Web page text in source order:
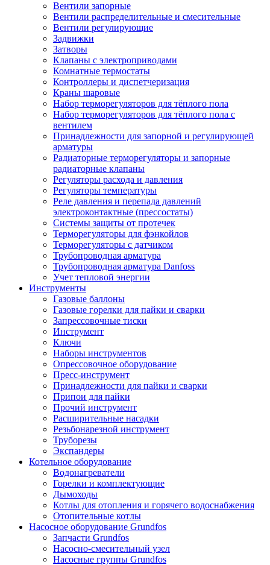
Вентили запорные
Вентили распределительные и смесительные
Вентили регулирующие
Задвижки
Затворы
Клапаны с электроприводами
Комнатные термостаты
Контроллеры и диспетчеризация
Краны шаровые
Набор терморегуляторов для тёплого пола
Набор терморегуляторов для тёплого пола с
вентилем
Принадлежности для запорной и регулирующей
арматуры
Радиаторные терморегуляторы и запорные
радиаторные клапаны
Регуляторы расхода и давления
Регуляторы температуры
Реле давления и перепада давлений
электроконтактные (прессостаты)
Системы защиты от протечек
Терморегуляторы для фэнкойлов
Терморегуляторы с датчиком
Трубопроводная арматура
Трубопроводная арматура Danfoss
Учет тепловой энергии
Инструменты
Газовые баллоны
Газовые горелки для пайки и сварки
Запрессовочные тиски
Инструмент
Ключи
Наборы инструментов
Опрессовочное оборудование
Пресс-инструмент
Принадлежности для пайки и сварки
Припои для пайки
Прочий инструмент
Расширительные насадки
Резьбонарезной инструмент
Труборезы
Экспандеры
Котельное оборудование
Водонагреватели
Горелки и комплектующие
Дымоходы
Котлы для отопления и горячего водоснабжения
Отопительные котлы
Насосное оборудование Grundfos
Запчасти Grundfos
Насосно-смесительный узел
Насосные группы Grundfos